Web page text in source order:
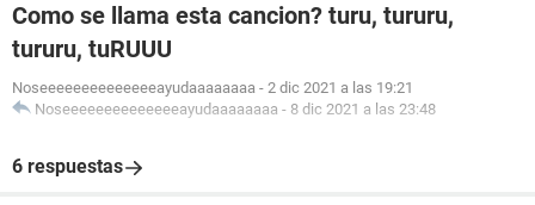
Como se llama esta cancion? turu, tururu,
tururu, tuRUUU
Noseeeeeeeeeeeeeeayudaaaaaaaa - 2 dic 2021 a las 19:21
Noseeeeeeeeeeeeeeayudaaaaaaaa - 8 dic 2021 a las 23:48
6 respuestas